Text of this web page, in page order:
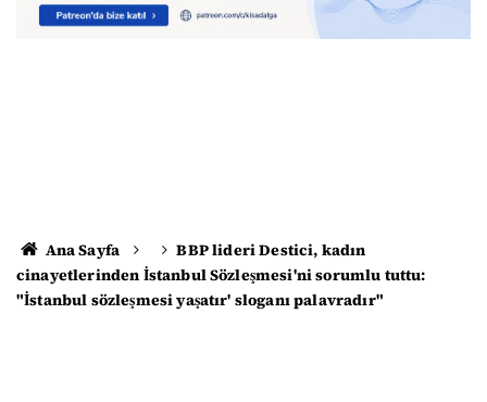
Ana Sayfa
BBP lideri Destici, kadın
cinayetlerinden İstanbul Sözleşmesi'ni sorumlu tuttu:
"İstanbul sözleşmesi yaşatır' sloganı palavradır"